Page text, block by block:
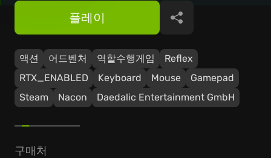
액션 어드벤처 역할수행게임
Reflex
RTX_ENABLED
Keyboard Mouse
Gamepad
Steam
Nacon Daedalic Entertainment GmbH
플레이 공유
구매처